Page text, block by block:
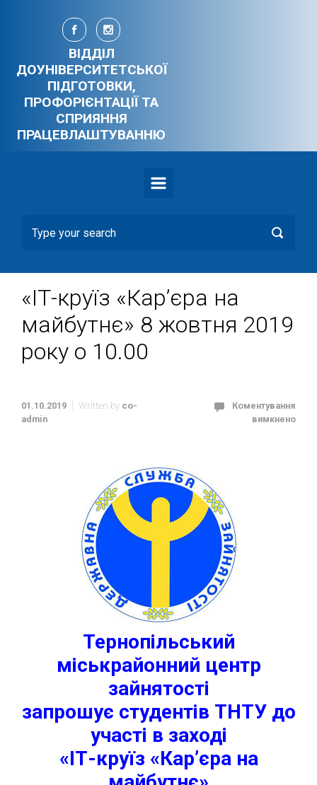
Skip to main content
ВІДДІЛ
ДОУНІВЕРСИТЕТСЬКОЇ
ПІДГОТОВКИ,
ПРОФОРІЄНТАЦІЇ ТА
СПРИЯННЯ
ПРАЦЕВЛАШТУВАННЮ
«ІТ-круїз «Кар’єра на
майбутнє» 8 жовтня 2019
року о 10.00
01.10.2019 Written by co-
admin
Коментування
вимкнено
Тернопільський
міськрайонний центр
зайнятості
запрошує студентів ТНТУ до
участі в заході
«ІТ-круїз «Кар’єра на